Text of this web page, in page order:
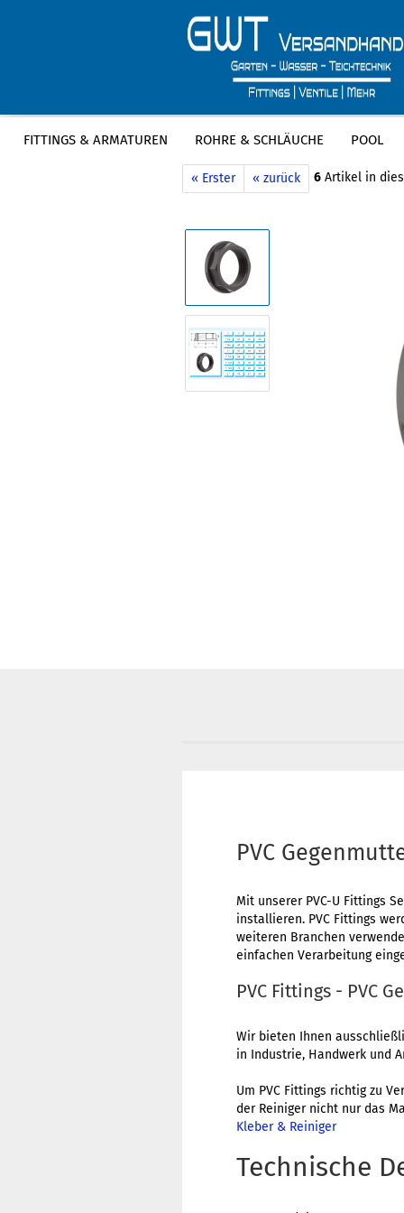
FITTINGS & ARMATUREN ROHRE & SCHLÄUCHE POOL
Startseite » Fittings & Armaturen »
« Erster « zurück 6 Artikel in
PVC
Mit unserer PVC-U Fittings
installieren. PVC Fittings
weiteren Branchen
einfachen Verarbeitung
PVC Fittings - PVC
Wir bieten Ihnen
in Industrie, Handwerk und
Um PVC Fittings richtig zu
der Reiniger nicht nur das
Kleber & Reiniger
Technische